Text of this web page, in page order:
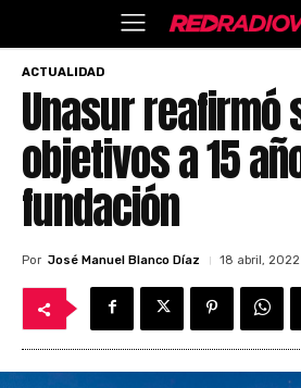
ACTUALIDAD
Unasur reafirmó
objetivos a 15
fundación
Por José Manuel Blanco Díaz 18 abril, 2022